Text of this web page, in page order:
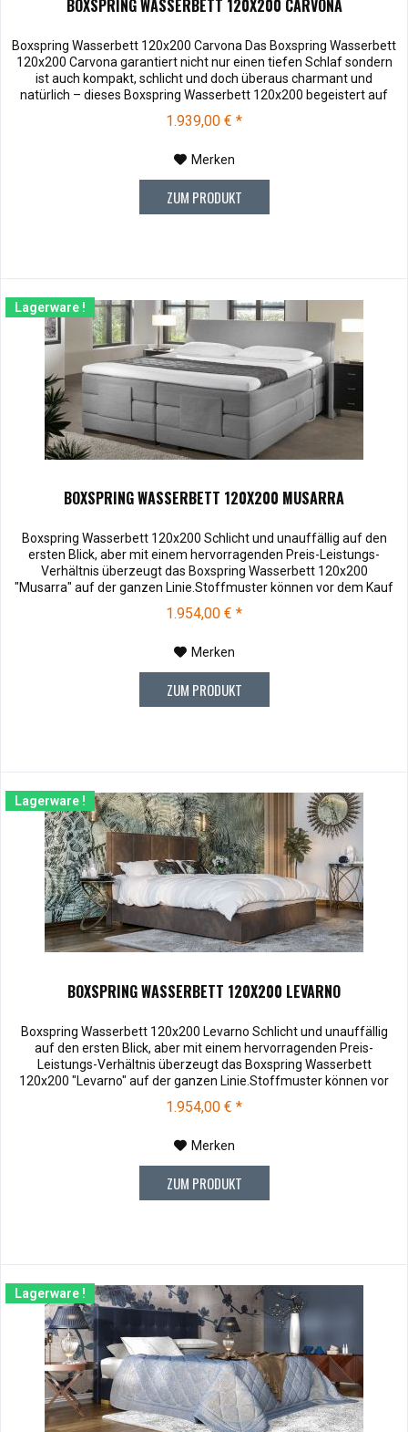
BOXSPRING WASSERBETT 120X200 CARVONA
Boxspring Wasserbett 120x200 Carvona Das Boxspring Wasserbett
120x200 Carvona garantiert nicht nur einen tiefen Schlaf sondern
ist auch kompakt, schlicht und doch überaus charmant und
natürlich – dieses Boxspring Wasserbett 120x200 begeistert auf
ganzer Linie.Stoffmuster können vor dem Kauf für € 10,00 zu
Ihnen versendet werden. Bei Rücksendung werden Ihnen die 10,00
1.939,00 € *
Merken
ZUM PRODUKT
Lagerware !
BOXSPRING WASSERBETT 120X200 MUSARRA
Boxspring Wasserbett 120x200 Schlicht und unauffällig auf den
ersten Blick, aber mit einem hervorragenden Preis-Leistungs-
Verhältnis überzeugt das Boxspring Wasserbett 120x200
"Musarra" auf der ganzen Linie.Stoffmuster können vor dem Kauf
für € 10,00 zu Ihnen versendet werden. Bei Rücksendung werden
Ihnen die 10,00 € wieder vergütet. Soffmuster bestellen .
1.954,00 € *
Merken
ZUM PRODUKT
Lagerware !
BOXSPRING WASSERBETT 120X200 LEVARNO
Boxspring Wasserbett 120x200 Levarno Schlicht und unauffällig
auf den ersten Blick, aber mit einem hervorragenden Preis-
Leistungs-Verhältnis überzeugt das Boxspring Wasserbett
120x200 "Levarno" auf der ganzen Linie.Stoffmuster können vor
werden Ihnen die 10,00 € wieder vergütet. Soffmuster bestellen ....
1.954,00 € *
Merken
ZUM PRODUKT
Lagerware !